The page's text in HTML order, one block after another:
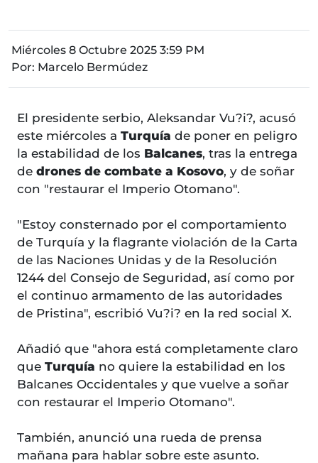
Miércoles 8 Octubre 2025 3:59 PM
Por: Marcelo Bermúdez
El presidente serbio, Aleksandar Vu?i?, acusó
este miércoles a Turquía de poner en peligro
la estabilidad de los Balcanes, tras la entrega
de drones de combate a Kosovo, y de soñar
con "restaurar el Imperio Otomano".
"Estoy consternado por el comportamiento
de Turquía y la flagrante violación de la Carta
de las Naciones Unidas y de la Resolución
1244 del Consejo de Seguridad, así como por
el continuo armamento de las autoridades
de Pristina", escribió Vu?i? en la red social X.
Añadió que "ahora está completamente claro
que Turquía no quiere la estabilidad en los
Balcanes Occidentales y que vuelve a soñar
con restaurar el Imperio Otomano".
También, anunció una rueda de prensa
mañana para hablar sobre este asunto.